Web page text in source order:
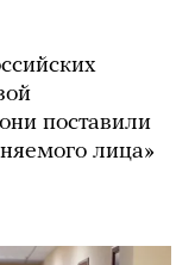
поставили
лица»